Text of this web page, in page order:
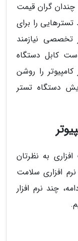
گران قیمت
می توانید تسترهایی را برای
تخصصی نیازمند
کابل دستگاه
را روشن
دستگاه تستر
به نظرتان
افزاری سلامت
چند نرم افزار